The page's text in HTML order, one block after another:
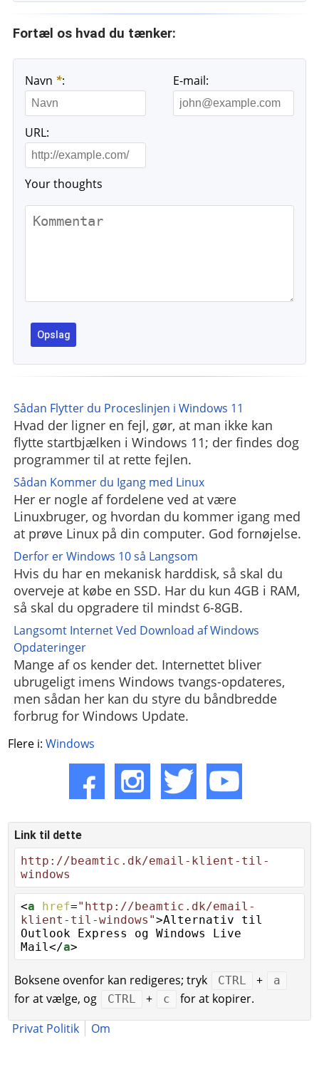
Fortæl os hvad du tænker:
Navn *: E-mail:
URL:
Your thoughts
Sådan Flytter du Proceslinjen i Windows 11
Hvad der ligner en fejl, gør, at man ikke kan
flytte startbjælken i Windows 11; der findes dog
programmer til at rette fejlen.
Sådan Kommer du Igang med Linux
Her er nogle af fordelene ved at være
Linuxbruger, og hvordan du kommer igang med
at prøve Linux på din computer. God fornøjelse.
Derfor er Windows 10 så Langsom
Hvis du har en mekanisk harddisk, så skal du
overveje at købe en SSD. Har du kun 4GB i RAM,
så skal du opgradere til mindst 6-8GB.
Langsomt Internet Ved Download af Windows
Opdateringer
Mange af os kender det. Internettet bliver
ubrugeligt imens Windows tvangs-opdateres,
men sådan her kan du styre du båndbredde
forbrug for Windows Update.
Flere i:Windows
Link til dette
http://beamtic.dk/email-klient-til-
windows
<a href="http://beamtic.dk/email-
klient-til-windows">Alternativ til
Outlook Express og Windows Live
Mail</a>
Boksene ovenfor kan redigeres; tryk CTRL + a
for at vælge, og CTRL + c
for at kopirer.
Privat Politik
Om